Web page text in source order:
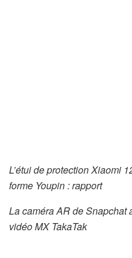
L’étui de protection Xiaomi
forme Youpin : rapport
La caméra AR de Snapchat
vidéo MX TakaTak